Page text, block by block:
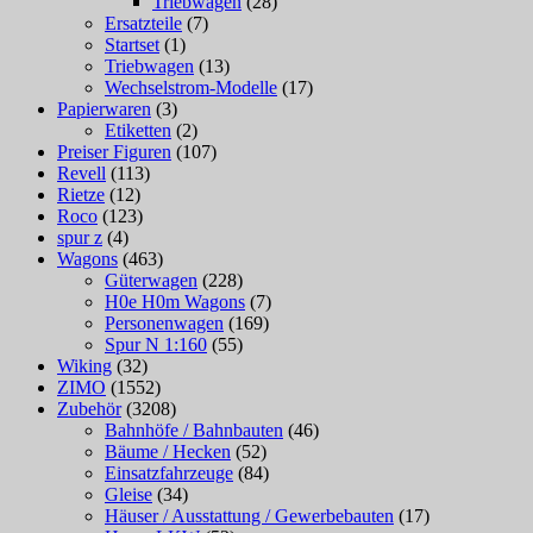
Ersatzteile (7)
Startset (1)
Triebwagen (13)
Wechselstrom-Modelle (17)
Papierwaren (3)
Etiketten (2)
Preiser Figuren (107)
Revell (113)
Rietze (12)
Roco (123)
spur z (4)
Wagons (463)
Güterwagen (228)
H0e H0m Wagons (7)
Personenwagen (169)
Spur N 1:160 (55)
Wiking (32)
ZIMO (1552)
Zubehör (3208)
Bahnhöfe / Bahnbauten (46)
Bäume / Hecken (52)
Einsatzfahrzeuge (84)
Gleise (34)
Häuser / Ausstattung / Gewerbebauten (17)